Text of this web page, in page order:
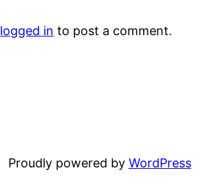
logged in to post a comment.
Proudly powered by WordPress